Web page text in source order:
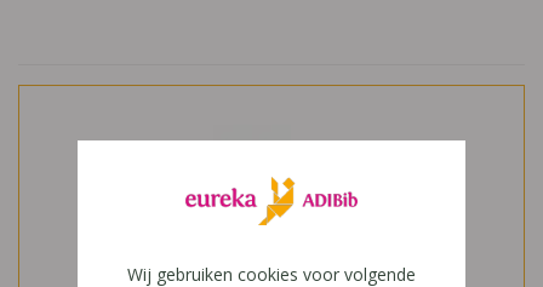
Wij gebruiken cookies voor volgende